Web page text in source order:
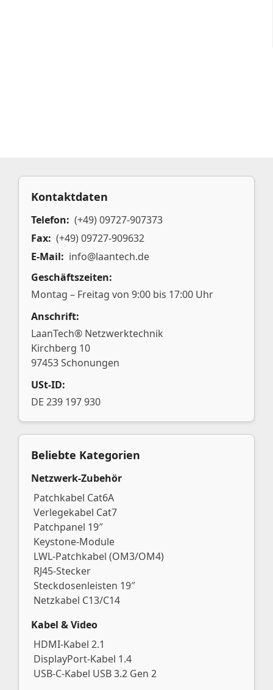
Kontaktdaten
Telefon: (+49) 09727-907373
Fax: (+49) 09727-909632
E-Mail: info@laantech.de
Geschäftszeiten:
Montag – Freitag von 9:00 bis 17:00 Uhr
Anschrift:
LaanTech® Netzwerktechnik
Kirchberg 10
97453 Schonungen
USt-ID:
DE 239 197 930
Beliebte Kategorien
Netzwerk-Zubehör
Patchkabel Cat6A
Verlegekabel Cat7
Patchpanel 19″
Keystone-Module
LWL-Patchkabel (OM3/OM4)
RJ45-Stecker
Steckdosenleisten 19″
Netzkabel C13/C14
Kabel & Video
HDMI-Kabel 2.1
DisplayPort-Kabel 1.4
USB-C-Kabel USB 3.2 Gen 2